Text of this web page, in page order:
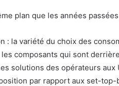
plan que les années
: la variété du choix des
composants qui sont
solutions des opérateurs aux
par rapport aux set-